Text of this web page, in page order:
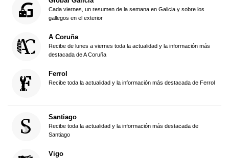
Cada viernes, un resumen de la semana en Galicia y sobre los
gallegos en el exterior
A Coruña
Recibe de lunes a viernes toda la actualidad y la información más
destacada de A Coruña
Ferrol
Recibe toda la actualidad y la información más destacada de Ferrol
Santiago
Recibe toda la actualidad y la información más destacada de
Santiago
Vigo